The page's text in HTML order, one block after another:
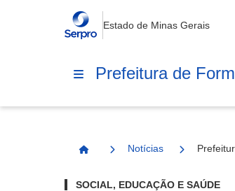
Estado de Minas Gerais
Prefeitura de
Página Inicial
Notícias
SOCIAL, EDUCAÇÃO E SAÚDE